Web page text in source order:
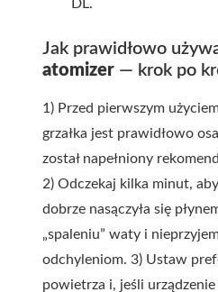
DL.
Jak prawidłowo
atomizer — krok po
1) Przed pierwszym
grzałka jest prawidłowo
został napełniony
2) Odczekaj kilka minut,
dobrze nasączyła się
„spaleniu” waty i
odchyleniom. 3) Ustaw
powietrza i, jeśli